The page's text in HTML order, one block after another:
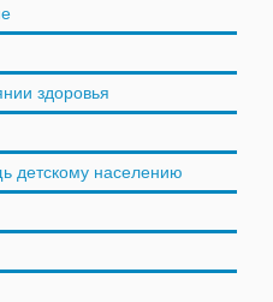
здоровья
детскому населению